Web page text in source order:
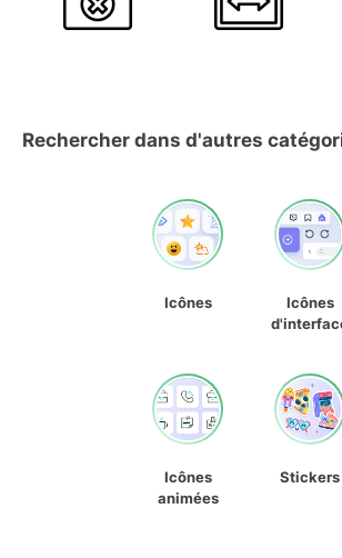
Rechercher dans d'autres
Icônes
Icônes
Icônes
animées
Stickers